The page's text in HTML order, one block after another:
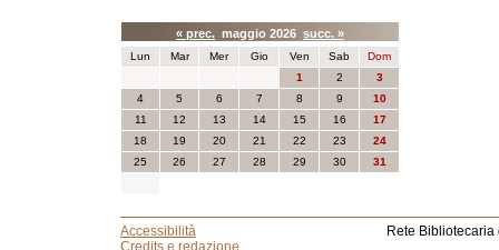
« prec. maggio 2026 succ. »
Lun Mar Mer Gio Ven Sab
Dom
1
2
3
4
5 6 7 8 9
10
11
12 13 14 15 16
17
18
19 20 21 22 23
24
25
26 27 28 29 30 31
Accessibilità
Credits e redazione
Rete